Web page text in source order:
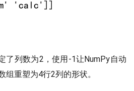
了列数为2，使用-1让NumPy自动
组重塑为4行2列的形状。